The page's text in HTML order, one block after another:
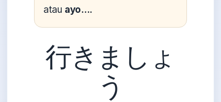
atau ayo....
行きましょ
う